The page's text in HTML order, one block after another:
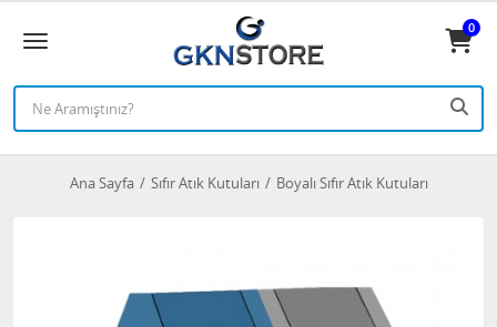
0
Ana Sayfa Sıfır Atık Kutuları Boyalı Sıfır Atık Kutuları